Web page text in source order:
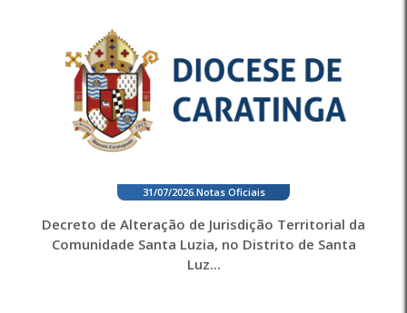
31/07/2026. Notas Oficiais
Decreto de Alteração de Jurisdição Territorial da
Comunidade Santa Luzia, no Distrito de Santa
Luz...